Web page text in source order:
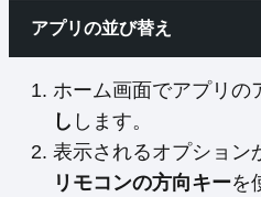
アプリの並び替え
ホーム画面でアプリの
し します。
表示されるオプション
リモコンの方向キーを